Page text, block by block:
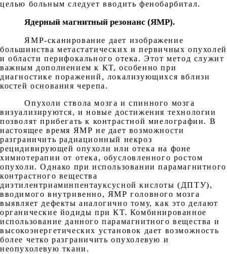
целью больным следует вводить фенобарбитал.
Ядерный магнитный резонанс (ЯМР).
ЯМР-сканирование дает изображение
большинства метастатических и первичных опухолей
и области перифокального отека. Этот метод служит
важным дополнением к КТ, особенно при
диагностике поражений, локализующихся вблизи
костей основания черепа.
Опухоли ствола мозга и спинного мозга
визуализируются, и новые достижения технологии
позволят прибегать к контрастной миелографии. В
настоящее время ЯМР не дает возможности
разграничить радиационный некроз
рецидивирующей опухоли или отека на фоне
химиотерапии от отека, обусловленного ростом
опухоли. Однако при использовании парамагнитного
контрастного вещества
диэтилентриаминпентауксусной кислоты (ДПТУ),
вводимого внутривенно, ЯМР головного мозга
выявляет дефекты аналогично тому, как это делают
органические йодиды при КТ. Комбинированное
использование данного парамагнитного вещества и
высокоэнергетических установок дает возможность
более четко разграничить опухолевую и
неопухолевую ткани.